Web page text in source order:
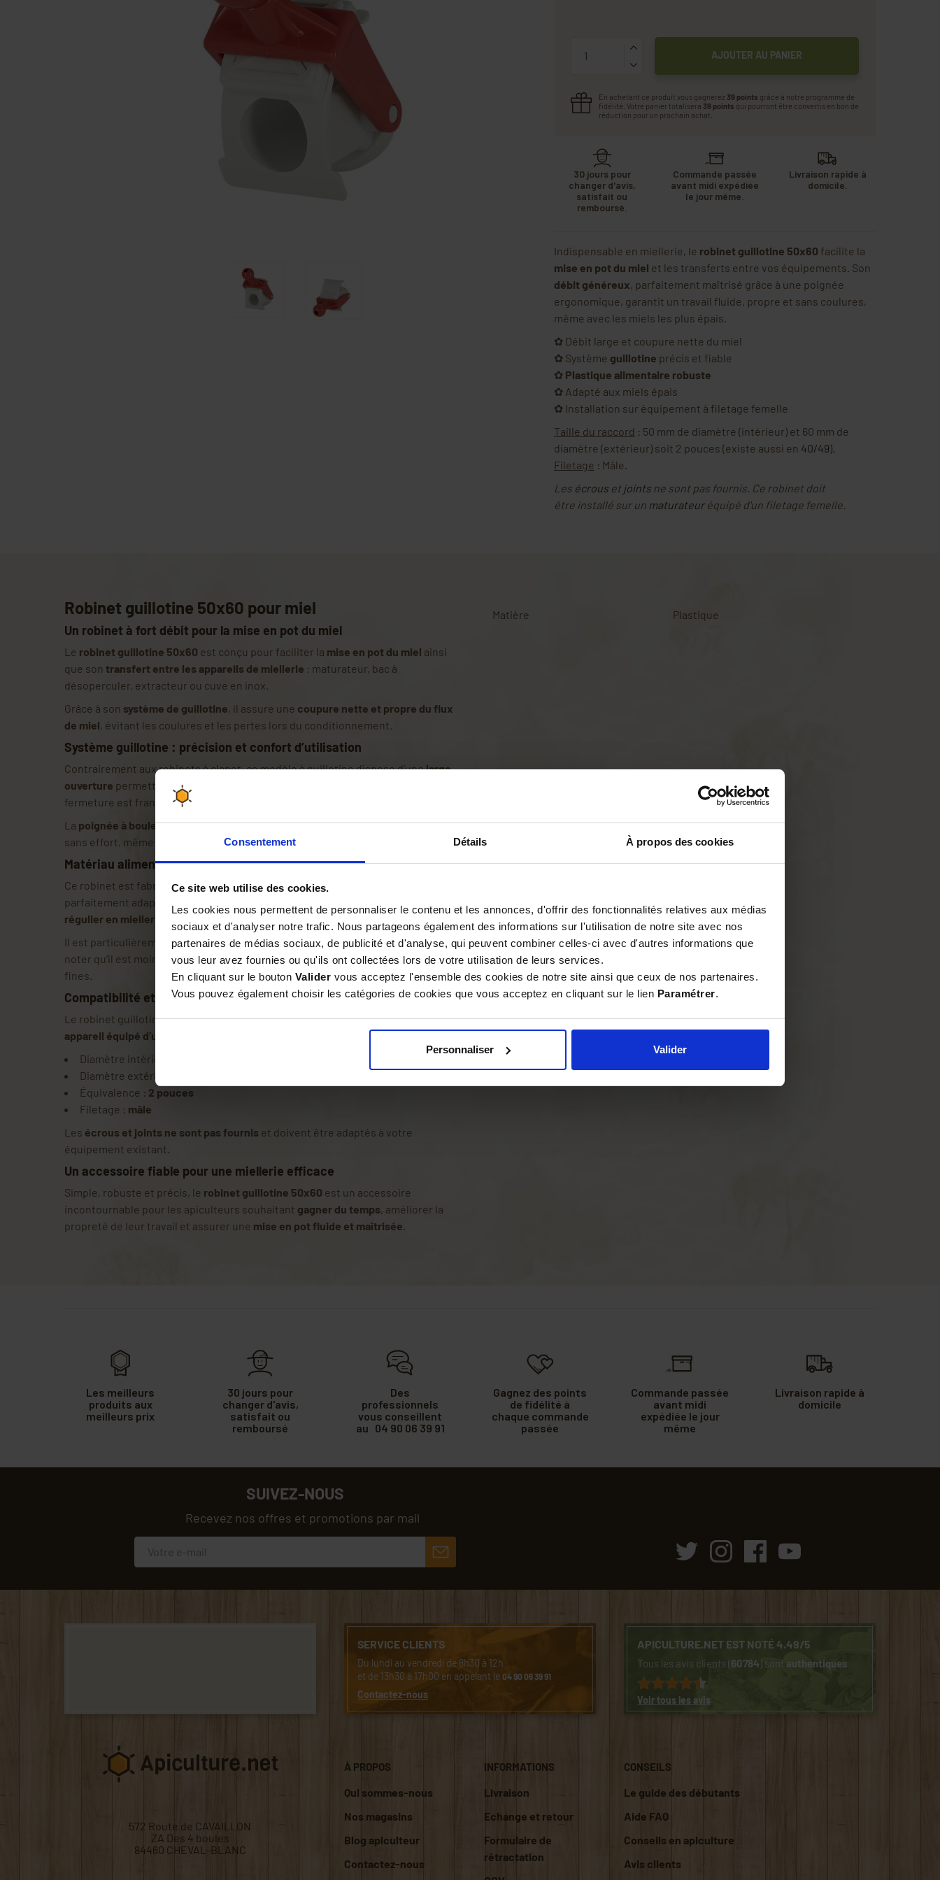
Consentement Détails À propos des cookies
Ce site web utilise des cookies.
Les cookies nous permettent de personnaliser le contenu et les annonces, d'offrir des fonctionnalités relatives aux médias
sociaux et d'analyser notre trafic. Nous partageons également des informations sur l'utilisation de notre site avec nos
partenaires de médias sociaux, de publicité et d'analyse, qui peuvent combiner celles-ci avec d'autres informations que
vous leur avez fournies ou qu'ils ont collectées lors de votre utilisation de leurs services.
En cliquant sur le bouton Valider vous acceptez l'ensemble des cookies de notre site ainsi que ceux de nos partenaires.
Vous pouvez également choisir les catégories de cookies que vous acceptez en cliquant sur le lien Paramétrer.
Personnaliser Valider
AJOUTER AU PANIER
En achetant ce produit vous gagnerez 39 points grâce à notre programme de
fidélité. Votre panier totalisera 39 points qui pourront être convertis en bon de
réduction pour un prochain achat.
30 jours pour
changer d'avis,
satisfait ou
remboursé.
Commande passée
avant midi expédiée
le jour même.
Livraison rapide à
domicile.
Indispensable en miellerie, le robinet guillotine 50x60 facilite la
mise en pot du miel et les transferts entre vos équipements. Son
débit généreux, parfaitement maîtrisé grâce à une poignée
ergonomique, garantit un travail fluide, propre et sans coulures,
même avec les miels les plus épais.
✿ Débit large et coupure nette du miel
✿ Système guillotine précis et fiable
✿ Plastique alimentaire robuste
✿ Adapté aux miels épais
✿ Installation sur équipement à filetage femelle
Taille du raccord : 50 mm de diamètre (intérieur) et 60 mm de
diamètre (extérieur) soit 2 pouces (existe aussi en 40/49).
Filetage : Mâle.
Les écrouset jointsne sont pas fournis. Ce robinet doit
être installé sur un maturateuréquipé d'un filetage femelle.
Robinet guillotine 50x60 pour miel
Un robinet à fort débit pour la mise en pot du miel
Le robinet guillotine 50x60 est conçu pour faciliter la mise en pot du miel ainsi
que son transfert entre les appareils de miellerie : maturateur, bac à
désoperculer, extracteur ou cuve en inox.
Grâce à son système de guillotine, il assure une coupure nette et propre du flux
de miel, évitant les coulures et les pertes lors du conditionnement.
Système guillotine : précision et confort d’utilisation
Contrairement aux robinets à clapet, ce modèle à guillotine dispose d’unelarge
ouverture permettant un
fermeture est franche et précise, pour un travail propre et maîtrisé.
La poignée à boule ergonomiquepermet de contrôler le débit en douceur et
sans effort, même lors de longues séances de mise en pot.
Matériau alimentaire et conception robuste
Ce robinet est fabriqué enplastique de qualité alimentaire
parfaitement adapté au contact du miel. Il est conçu pour
régulier en miellerie
Il est particulièrement efficace pour lessubstances épaisses comme le miel. À
noter qu’il est moins adapté aux liquides très fluides tels que l’eau ou les huiles
fines.
Compatibilité et installation
Le robinet guillotine50x60est prévu pour être installé sur unmaturateur ou un
appareil équipé d’un filetage femelle
Diamètre intérieur du raccord :
Diamètre extérieur du raccord :
Équivalence : 2 pouces
Filetage : mâle
Les écrous et joints ne sont pas fournis et doivent être adaptés à votre
équipement existant.
Un accessoire fiable pour une miellerie efficace
Simple, robuste et précis, le robinet guillotine 50x60 est un accessoire
incontournable pour les apiculteurs souhaitant gagner du temps, améliorer la
propreté de leur travail et assurer une mise en pot fluide et maîtrisée
Matière Plastique
Les meilleurs
produits aux
meilleurs prix
30 jours pour
changer d'avis,
satisfait ou
remboursé
Des
professionnels
vous conseillent
au 04 90 06 39 91
Gagnez des points
de fidélité à
chaque commande
passée
Commande passée
avant midi
expédiée le jour
même
Livraison rapide à
domicile
SUIVEZ-NOUS
Recevez nos offres et promotions par mail
SERVICE CLIENTS
Du lundi au vendredi de 8h30 à 12h
et de 13h30 à 17h00 en appelant le04 90 06 39 91
Contactez-nous
APICULTURE.NET EST NOTÉ 4.49/5
Tous les avis clients (60784) sont authentiques
Voir tous les avis
572 Route de CAVAILLON
ZA Des 4 boules
84460 CHEVAL-BLANC
À PROPOS
Qui sommes-nous
Nos magasins
Blog apiculteur
Contactez-nous
INFORMATIONS
Livraison
Echange et retour
Formulaire de
rétractation
CONSEILS
Le guide des débutants
Aide FAQ
Conseils en apiculture
Avis clients